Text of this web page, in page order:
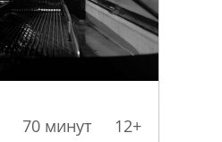
70 минут 12+